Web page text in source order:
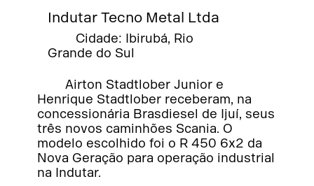
Indutar Tecno Metal Ltda
Cidade: Ibirubá, Rio
Grande do Sul
Airton Stadtlober Junior e
Henrique Stadtlober receberam, na
concessionária Brasdiesel de Ijuí, seus
três novos caminhões Scania. O
modelo escolhido foi o R 450 6x2 da
Nova Geração para operação industrial
na Indutar.